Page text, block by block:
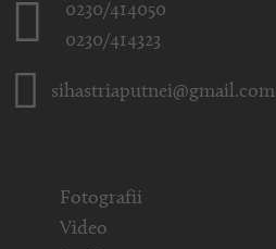
0230/414050
0230/414323
sihastriaputnei@gmail.com
Fotografii
Video